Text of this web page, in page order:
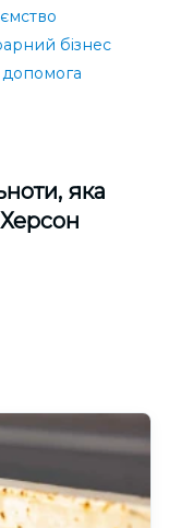
бізнес
яка